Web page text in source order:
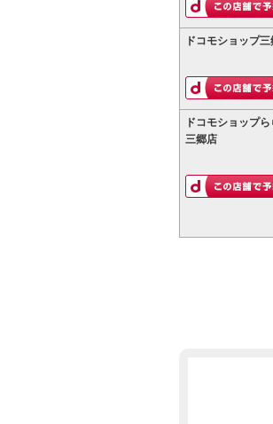
ドコモショップ
ドコモショップ
三郷店